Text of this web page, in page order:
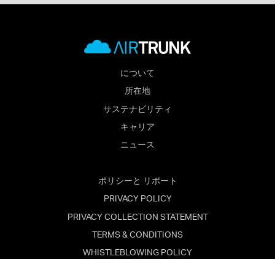
について
所在地
サステナビリティ
キャリア
ニュース
ポリシーと リポート
PRIVACY POLICY
PRIVACY COLLECTION STATEMENT
TERMS & CONDITIONS
WHISTLEBLOWING POLICY